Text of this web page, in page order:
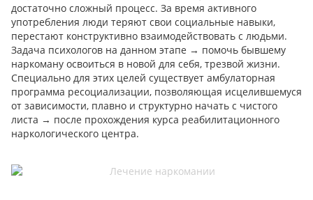
достаточно сложный процесс. За время активного
употребления люди теряют свои социальные навыки,
перестают конструктивно взаимодействовать с людьми.
Задача психологов на данном этапе → помочь бывшему
наркоману освоиться в новой для себя, трезвой жизни.
Специально для этих целей существует амбулаторная
программа ресоциализации, позволяющая исцелившемуся
от зависимости, плавно и структурно начать с чистого
листа → после прохождения курса реабилитационного
наркологического центра.